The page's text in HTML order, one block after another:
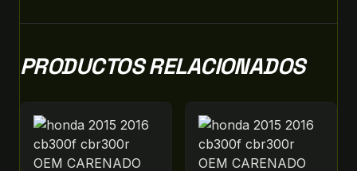
PRODUCTOS RELACIONADOS